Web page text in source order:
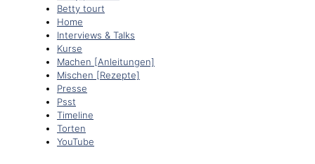
Betty tourt
Home
Interviews & Talks
Kurse
Machen [Anleitungen]
Mischen [Rezepte]
Presse
Psst
Timeline
Torten
YouTube